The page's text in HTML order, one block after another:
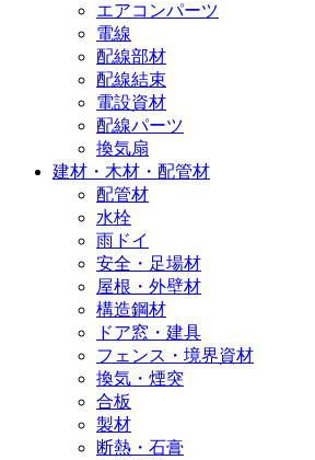
エアコンパーツ
電線
配線部材
配線結束
電設資材
配線パーツ
換気扇
建材・木材・配管材
配管材
水栓
雨ドイ
安全・足場材
屋根・外壁材
構造鋼材
ドア窓・建具
フェンス・境界資材
換気・煙突
合板
製材
断熱・石膏